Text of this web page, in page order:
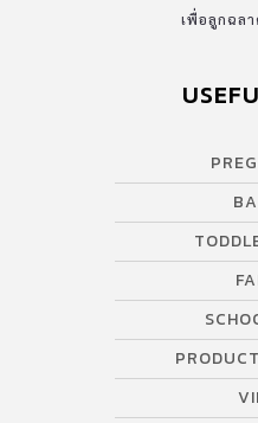
เพื่อลูกฉล